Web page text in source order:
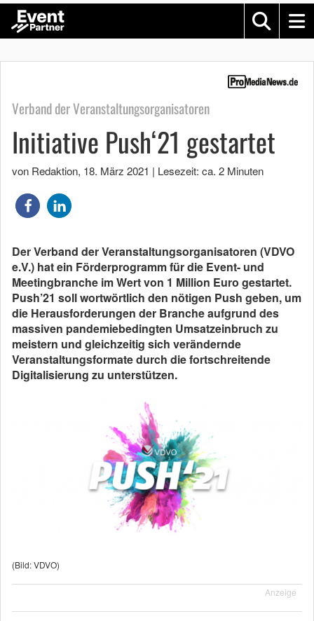
Verband der Veranstaltungsorganisatoren
Initiative Push‘21 gestartet
von Redaktion, 18. März 2021 | Lesezeit: ca. 2 Minuten
Der Verband der Veranstaltungsorganisatoren (VDVO
e.V.) hat ein Förderprogramm für die Event- und
Meetingbranche im Wert von 1 Million Euro gestartet.
Push’21 soll wortwörtlich den nötigen Push geben, um
die Herausforderungen der Branche aufgrund des
massiven pandemiebedingten Umsatzeinbruch zu
meistern und gleichzeitig sich verändernde
Veranstaltungsformate durch die fortschreitende
Digitalisierung zu unterstützen.
(Bild: VDVO)
Anzeige